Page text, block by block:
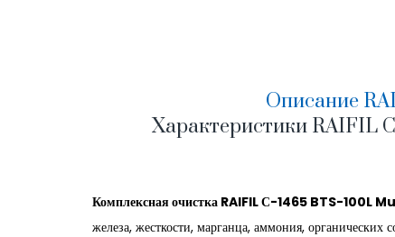
Описание
Характеристики RAIFIL
Комплексная очистка RAIFIL С-1465 BTS-100L
железа, жесткости, марганца, аммония,